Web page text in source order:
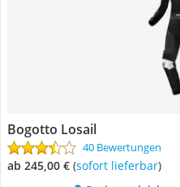
Bogotto Losail
40 Bewertungen
ab 245,00 € ( Sofort lieferbar)